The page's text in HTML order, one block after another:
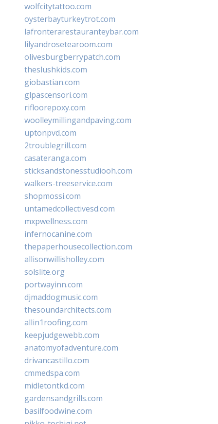
wolfcitytattoo.com
oysterbayturkeytrot.com
lafronterarestauranteybar.com
lilyandrosetearoom.com
olivesburgberrypatch.com
theslushkids.com
giobastian.com
glpascensori.com
rifloorepoxy.com
woolleymillingandpaving.com
uptonpvd.com
2troublegrill.com
casateranga.com
sticksandstonesstudiooh.com
walkers-treeservice.com
shopmossi.com
untamedcollectivesd.com
mxpwellness.com
infernocanine.com
thepaperhousecollection.com
allisonwillisholley.com
solslite.org
portwayinn.com
djmaddogmusic.com
thesoundarchitects.com
allin1roofing.com
keepjudgewebb.com
anatomyofadventure.com
drivancastillo.com
cmmedspa.com
midletontkd.com
gardensandgrills.com
basilfoodwine.com